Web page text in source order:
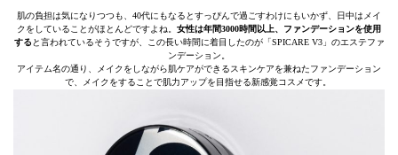
肌の負担は気になりつつも、40代にもなるとすっぴんで過ごすわけにもいかず、日中はメイ
クをしていることがほとんどですよね。 女性は年間3000時間以上、ファンデーションを使用
する と言われているそうですが、この長い時間に着目したのが「SPICARE V3」のエステファ
ンデーション。
アイテム名の通り、メイクをしながら肌ケアができるスキンケアを兼ねたファンデーション
で、メイクをすることで肌力アップを目指せる新感覚コスメです。